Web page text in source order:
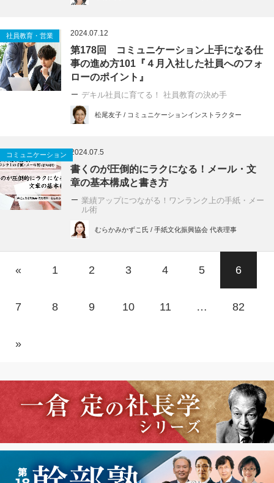
社員教育・営業 2024.07.12
第178回 コミュニケーション上手になる仕
事の進め方101『４月入社した社員へのフォ
ローのポイント』
デキル社員に育てる！ 社員教育の決め手
松尾友子 / コミュニケーションインストラクター
コミュニケーション 2024.07.5
書くのが圧倒的にラクになる！メール・文
章の基本構成と書き方
業績アップにつながる！ワンランク上の手紙・メー
ル術
むらかみかずこ氏 / 手紙文化振興協会 代表理事
« 1 2 3 4 5 6
7 8 9 10 11 … 82
»